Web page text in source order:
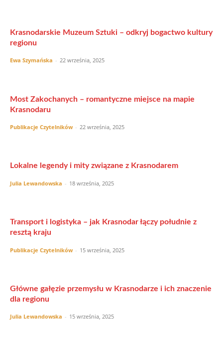
Krasnodarskie Muzeum Sztuki – odkryj bogactwo kultury
regionu
Ewa Szymańska - 22 września, 2025
Most Zakochanych – romantyczne miejsce na mapie
Krasnodaru
Publikacje Czytelników - 22 września, 2025
Lokalne legendy i mity związane z Krasnodarem
Julia Lewandowska - 18 września, 2025
Transport i logistyka – jak Krasnodar łączy południe z
resztą kraju
Publikacje Czytelników - 15 września, 2025
Główne gałęzie przemysłu w Krasnodarze i ich znaczenie
dla regionu
Julia Lewandowska - 15 września, 2025